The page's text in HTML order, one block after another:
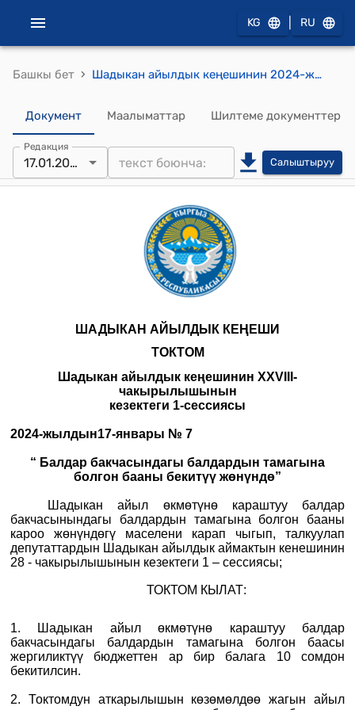
KG RU
Башкы бет › Шадыкан айылдык кеңешинин 2024-жылдын 17-январындагы № 7 "Балдар бакчасындагы балдардын тамагына болгон бааны бекитүү жөнүндө” токтому
Документ Маалыматтар Шилтеме документтер
Редакция
17.01.2024 Салыштыруу